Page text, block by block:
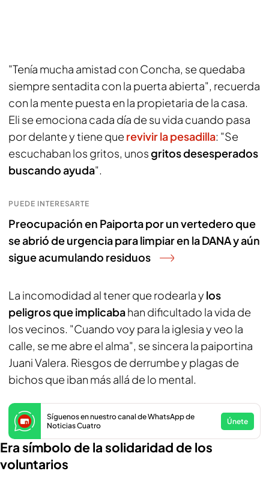
"Tenía mucha amistad con Concha, se quedaba
siempre sentadita con la puerta abierta", recuerda
con la mente puesta en la propietaria de la casa.
Eli se emociona cada día de su vida cuando pasa
por delante y tiene que revivir la pesadilla: "Se
escuchaban los gritos, unosgritos desesperados
buscando ayuda".
PUEDE INTERESARTE
Preocupación en Paiporta por un vertedero que
se abrió de urgencia para limpiar en la DANA y aún
sigue acumulando residuos
La incomodidad al tener que rodearla y los
peligros que implicabahan dificultado la vida de
los vecinos. "Cuando voy para la iglesia y veo la
calle, se me abre el alma", se sincera la paiportina
Juani Valera. Riesgos de derrumbe y plagas de
bichos que iban más allá de lo mental.
Síguenos en nuestro canal de WhatsApp de
Noticias Cuatro
Únete
Era símbolo de la solidaridad de los
voluntarios